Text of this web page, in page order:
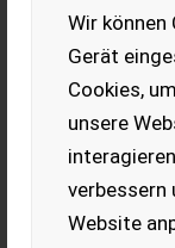
Wir können
Gerät
Cookies,
unsere
verbessern
Website
Radlader 4670 Z-
EUR 66.990